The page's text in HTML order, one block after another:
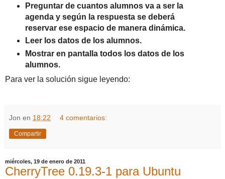
Preguntar de cuantos alumnos va a ser la
agenda y según la respuesta se deberá
reservar ese espacio de manera dinámica.
Leer los datos de los alumnos.
Mostrar en pantalla todos los datos de los
alumnos.
Para ver la solución sigue leyendo:
Jon en 18:22 4 comentarios:
Compartir
miércoles, 19 de enero de 2011
CherryTree 0.19.3-1 para Ubuntu